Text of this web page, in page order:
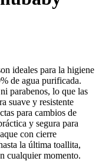
ideales para la higiene
de agua purificada.
parabenos, lo que las
suave y resistente
para cambios de
y segura para
con cierre
la última toallita,
cualquier momento.